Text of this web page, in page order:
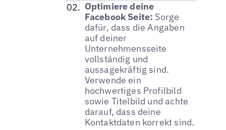
Optimiere deine
Facebook Seite: Sorge
dafür, dass die Angaben
auf deiner
Unternehmensseite
vollständig und
aussagekräftig sind.
Verwende ein
hochwertiges Profilbild
sowie Titelbild und achte
darauf, dass deine
Kontaktdaten korrekt sind.